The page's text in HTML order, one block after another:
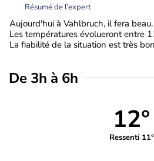
Résumé de l’expert
Aujourd'hui à Vahlbruch, il fera beau.
Les températures évolueront entre
La fiabilité de la situation est très
De 3h à 6h
12°
Ressenti 11°